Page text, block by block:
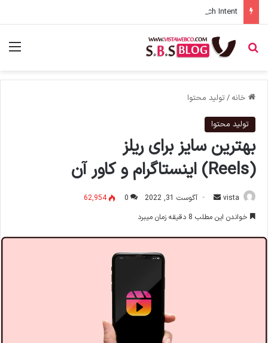
جستجو برای
خانه / تولید محتوا
تولید محتوا
بهترین سایز برای ریلز
(Reels) اینستاگرام و کاور آن
vista
ارسال
ایمیل
آگوست 31, 2022 0
62,954
خواندن این مطلب 8 دقیقه زمان میبرد